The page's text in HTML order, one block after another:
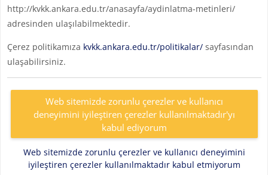
http://kvkk.ankara.edu.tr/anasayfa/aydinlatma-metinleri/
adresinden ulaşılabilmektedir.
Çerez politikamıza kvkk.ankara.edu.tr/politikalar/sayfasından
ulaşabilirsiniz.
Web sitemizde zorunlu çerezler ve kullanıcı
deneyimini iyileştiren çerezler kullanılmaktadır'yı
kabul ediyorum
Web sitemizde zorunlu çerezler ve kullanıcı deneyimini
iyileştiren çerezler kullanılmaktadır kabul etmiyorum